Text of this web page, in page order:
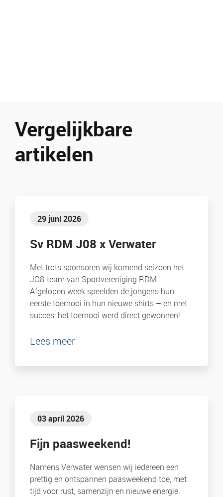
Vergelijkbare
artikelen
29 juni 2026
Sv RDM J08 x Verwater
Met trots sponsoren wij komend seizoen het
JO8-team van Sportvereniging RDM.
Afgelopen week speelden de jongens hun
eerste toernooi in hun nieuwe shirts – en met
succes: het toernooi werd direct gewonnen!
Lees meer
03 april 2026
Fijn paasweekend!
Namens Verwater wensen wij iedereen een
prettig en ontspannen paasweekend toe, met
tijd voor rust, samenzijn en nieuwe energie.